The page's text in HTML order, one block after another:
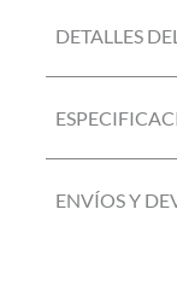
DETALLES
ENVÍOS Y